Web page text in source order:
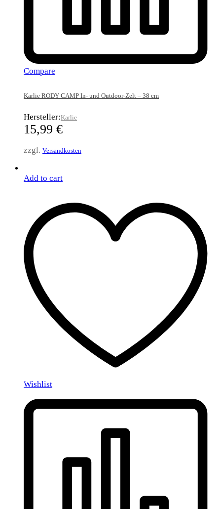
Compare
Karlie RODY CAMP In- und Outdoor-Zelt – 38 cm
Hersteller:Karlie
15,99 €
zzgl. Versandkosten
Add to cart
Wishlist